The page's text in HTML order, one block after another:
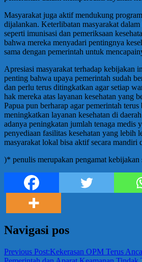
Masyarakat juga aktif mendukung
dijalankan. Keterlibatan masyarakat dalam
seperti imunisasi dan pemeriksaan
bahwa mereka menyadari pentingnya
sama dengan pemerintah untuk
Apresiasi masyarakat terhadap kebijakan
penting bahwa upaya pemerintah sudah
dan perlu terus ditingkatkan agar setiap
hak mereka atas layanan kesehatan yang
Papua pun berharap agar pemerintah
meningkatkan layanan kesehatan di
adanya peningkatan jumlah tenaga medis
penyediaan fasilitas kesehatan yang lebih
masyarakat lokal bisa aktif secara mandiri
)* penulis merupakan pengamat kebijakan
Navigasi pos
Previous Post:Kekerasan OPM Terus